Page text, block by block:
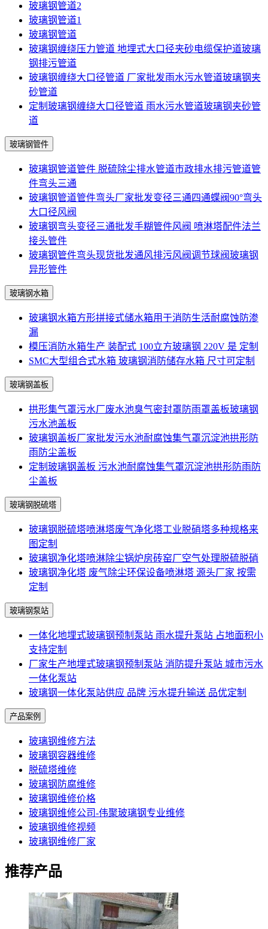
玻璃钢管道2
玻璃钢管道1
玻璃钢管道
玻璃钢缠绕压力管道 地埋式大口径夹砂电缆保护道玻璃
钢排污管道
玻璃钢缠绕大口径管道 厂家批发雨水污水管道玻璃钢夹
砂管道
定制玻璃钢缠绕大口径管道 雨水污水管道玻璃钢夹砂管
道
玻璃钢管件
玻璃钢管道管件 脱硫除尘排水管道市政排水排污管道管
件弯头三通
玻璃钢管道管件弯头厂家批发变径三通四通蝶阀90°弯头
大口径风阀
玻璃钢弯头变径三通批发手糊管件风阀 喷淋塔配件法兰
接头管件
玻璃钢管件弯头现货批发通风排污风阀调节球阀玻璃钢
异形管件
玻璃钢水箱
玻璃钢水箱方形拼接式储水箱用于消防生活耐腐蚀防渗
漏
模压消防水箱生产 装配式 100立方玻璃钢 220V 是 定制
SMC大型组合式水箱 玻璃钢消防储存水箱 尺寸可定制
玻璃钢盖板
拱形集气罩污水厂废水池臭气密封罩防雨罩盖板玻璃钢
污水池盖板
玻璃钢盖板厂家批发污水池耐腐蚀集气罩沉淀池拱形防
雨防尘盖板
定制玻璃钢盖板 污水池耐腐蚀集气罩沉淀池拱形防雨防
尘盖板
玻璃钢脱硫塔
玻璃钢脱硫塔喷淋塔废气净化塔工业脱硝塔多种规格来
图定制
玻璃钢净化塔喷淋除尘锅炉房砖窑厂空气处理脱硫脱硝
玻璃钢净化塔 废气除尘环保设备喷淋塔 源头厂家 按需
定制
玻璃钢泵站
一体化地埋式玻璃钢预制泵站 雨水提升泵站 占地面积小
支持定制
厂家生产地埋式玻璃钢预制泵站 消防提升泵站 城市污水
一体化泵站
玻璃钢一体化泵站供应 品牌 污水提升输送 品优定制
产品案例
玻璃钢维修方法
玻璃钢容器维修
脱硫塔维修
玻璃钢防腐维修
玻璃钢维修价格
玻璃钢维修公司-伟聚玻璃钢专业维修
玻璃钢维修视频
玻璃钢维修厂家
推荐产品